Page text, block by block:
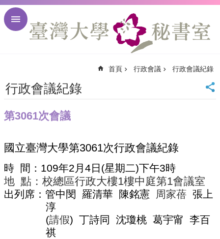
跳到主要內容區塊
首
頁
大
臺
校
訊
English
首頁 行政會議 行政會議紀錄
行政會議紀錄
第3061次會議
國立臺灣大學第3061次行政會議紀錄
時 間： 109年2月 4 日 (星期二)下午3時
地 點：校總區行政大樓1樓中庭第1會議室
出列席：管中閔 羅清華 陳銘憲 周家蓓 張上
淳
(請假) 丁詩同 沈瓊桃 葛宇甯 李百
祺